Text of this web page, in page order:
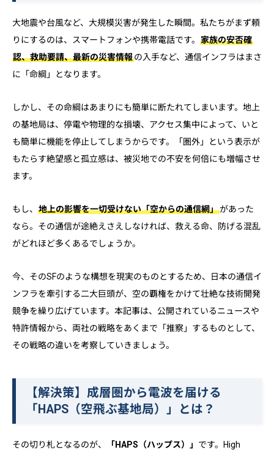
大地震や台風など、大規模災害が発生した瞬間。私たちがまず頼
りにするのは、スマートフォンや携帯電話です。 家族の安否確
認、救助要請、最新の災害情報の入手など、通信インフラはまさ
に「命綱」となります。
しかし、その命綱はあまりにも簡単に断たれてしまいます。地上
の基地局は、停電や物理的な損壊、アクセス集中によって、いと
も簡単に機能を停止してしまうからです。「圏外」という表示が
もたらす絶望感と孤立感は、被災地での不安を何倍にも増幅させ
ます。
もし、 地上の影響を一切受けない「空からの通信網」があった
なら。その通信が途絶えさえしなければ、救える命、防げる混乱
がどれほど多くあるでしょうか。
今、そのSFのような構想を現実のものとするため、日本の通信イ
ンフラを牽引する二大巨頭が、空の覇権をかけて壮絶な技術開発
競争を繰り広げています。本記事は、公開されているニュースや
特許情報から、両社の戦略をあくまで「推察」するものとして、
その戦略の違いを考察していきましょう。
【解決策】成層圏から電波を届ける
「HAPS（空飛ぶ基地局）」とは？
その切り札となるのが、 「HAPS（ハップス）」 です。High